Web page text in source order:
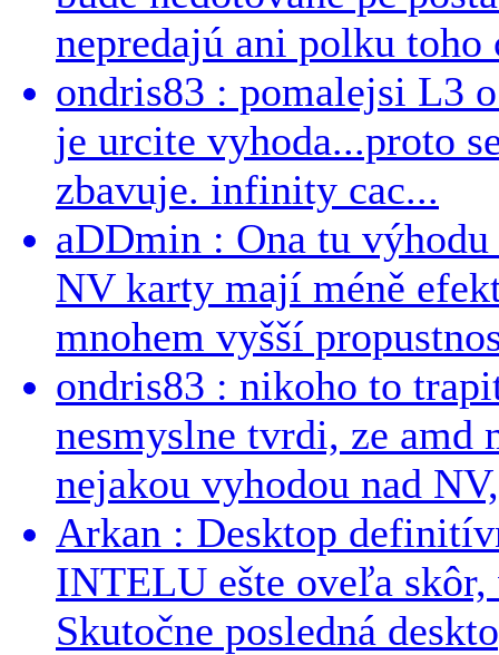
nepredajú ani polku toho
ondris83 : pomalejsi L3
je urcite vyhoda...proto
zbavuje. infinity cac...
aDDmin : Ona tu
NV karty mají méně
mnohem vyšší
ondris83 : nikoho to
nesmyslne tvrdi, ze
nejakou vyhodou nad
Arkan : Desktop
INTELU ešte oveľa
Skutočne posledná